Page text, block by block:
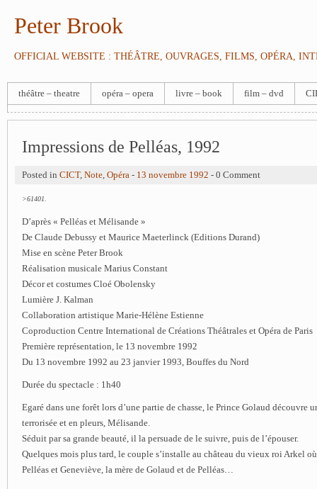
Peter Brook
OFFICIAL WEBSITE : THÉÂTRE, OUVRAGES, FILMS, OPÉRA,
théâtre – theatre opéra – opera livre – book film – dvd
Impressions de Pelléas, 1992
Posted in CICT, Note, Opéra - 13 novembre 1992 - 0 Comment
>61401.
D’après « Pelléas et Mélisande »
De Claude Debussy et Maurice Maeterlinck (Editions Durand)
Mise en scène Peter Brook
Réalisation musicale Marius Constant
Décor et costumes Cloé Obolensky
Lumière J. Kalman
Collaboration artistique Marie-Hélène Estienne
Coproduction Centre International de Créations Théâtrales et Opéra de Paris
Première représentation, le 13 novembre 1992
Du 13 novembre 1992 au 23 janvier 1993, Bouffes du Nord
Durée du spectacle : 1h40
Egaré dans une forêt lors d’une partie de chasse, le Prince Golaud découvre
terrorisée et en pleurs, Mélisande.
Séduit par sa grande beauté, il la persuade de le suivre, puis de l’épouser.
Quelques mois plus tard, le couple s’installe au château du vieux roi Arkel
Pelléas et Geneviève, la mère de Golaud et de Pelléas…